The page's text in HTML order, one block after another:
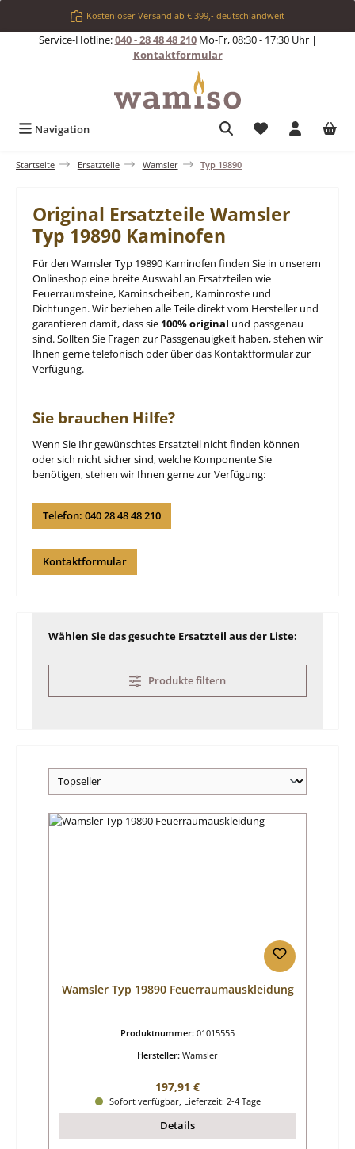
Zum Hauptinhalt springenKostenloser Versand ab € 399,- deutschlandweit
Service-Hotline:040 - 28 48 48 210Mo-Fr, 08:30 - 17:30 Uhr |
Kontaktformular
Navigation Du hast 0
Startseite Ersatzteile Wamsler Typ 19890
Original Ersatzteile Wamsler
Typ 19890 Kaminofen
Für den Wamsler Typ 19890 Kaminofen finden Sie in unserem
Onlineshop eine breite Auswahl an Ersatzteilen wie
Feuerraumsteine, Kaminscheiben, Kaminroste und
Dichtungen. Wir beziehen alle Teile direkt vom Hersteller und
garantieren damit, dass sie 100% original und passgenau
sind. Sollten Sie Fragen zur Passgenauigkeit haben, stehen wir
Ihnen gerne telefonisch oder über das Kontaktformular zur
Verfügung.
Sie brauchen Hilfe?
Wenn Sie Ihr gewünschtes Ersatzteil nicht finden können
oder sich nicht sicher sind, welche Komponente Sie
benötigen, stehen wir Ihnen gerne zur Verfügung:
Telefon: 040 28 48 48 210
Kontaktformular
Wählen Sie das gesuchte Ersatzteil aus der Liste:
Produkte filtern
Wamsler Typ 19890 Feuerraumauskleidung
Produktnummer: 01015555
Hersteller: Wamsler
Regulärer Preis:
197,91 €
Sofort verfügbar, Lieferzeit: 2-4 Tage
Details